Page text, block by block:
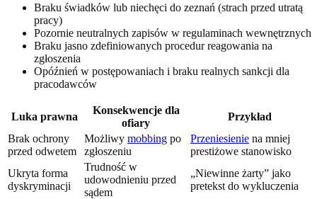
Braku świadków lub niechęci do zeznań (strach przed utratą
pracy)
Pozornie neutralnych zapisów w regulaminach wewnętrznych
Braku jasno zdefiniowanych procedur reagowania na
zgłoszenia
Opóźnień w postępowaniach i braku realnych sankcji dla
pracodawców
Luka prawna
Konsekwencje dla
ofiary
Przykład
Brak ochrony
przed odwetem
Możliwy mobbing po
zgłoszeniu
Przeniesienie na mniej
prestiżowe stanowisko
Ukryta forma
dyskryminacji
Trudność w
udowodnieniu przed
sądem
„Niewinne żarty” jako
pretekst do wykluczenia